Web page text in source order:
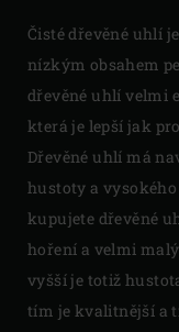
Čisté dřevěné uhlí
nízkým obsahem
dřevěné uhlí velmi
která je lepší jak
Dřevěné uhlí má
hustoty a
kupujete dřevěné
hoření a velmi
vyšší je totiž
tím je kvalitnější a